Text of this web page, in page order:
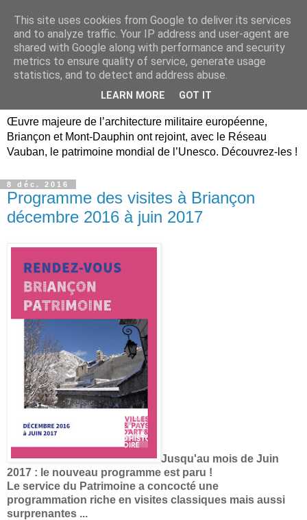
Briançon, Mont-Dauphin,
Vauban Unesco Hautes-
Œuvre majeure de l’architecture militaire européenne,
Briançon et Mont-Dauphin ont rejoint, avec le Réseau
Vauban, le patrimoine mondial de l’Unesco. Découvrez-les !
8 déc. 2016
Programme des visites à Briançon
décembre 2016 à juin 2017
Jusqu'au mois de Juin
2017 : le nouveau programme est paru !
Le service du Patrimoine a concocté une
programmation riche en visites classiques mais aussi
surprenantes ...
This site uses cookies from Google to deliver its services
and to analyze traffic. Your IP address and user-agent are
shared with Google along with performance and security
metrics to ensure quality of service, generate usage
statistics, and to detect and address abuse.
LEARN MORE GOT IT